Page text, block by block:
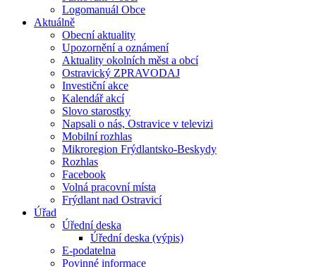
Logomanuál Obce
Aktuálně
Obecní aktuality
Upozornění a oznámení
Aktuality okolních měst a obcí
Ostravický ZPRAVODAJ
Investiční akce
Kalendář akcí
Slovo starostky
Napsali o nás, Ostravice v televizi
Mobilní rozhlas
Mikroregion Frýdlantsko-Beskydy
Rozhlas
Facebook
Volná pracovní místa
Frýdlant nad Ostravicí
Úřad
Úřední deska
Úřední deska (výpis)
E-podatelna
Povinné informace